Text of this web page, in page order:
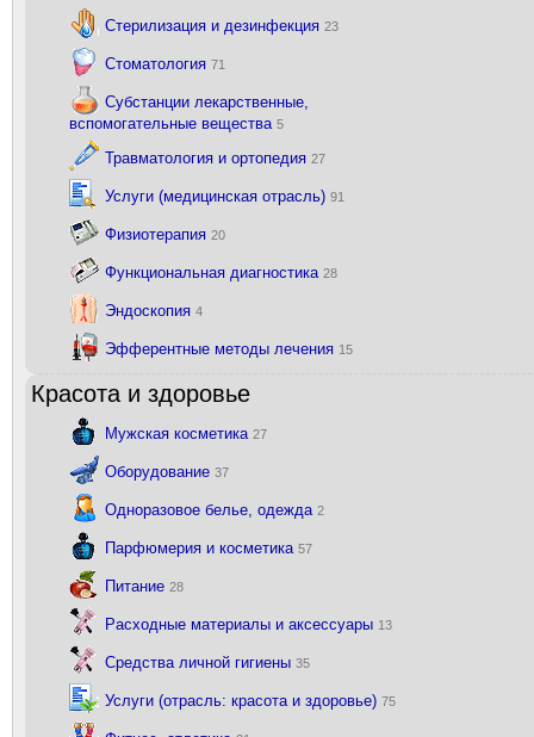
Стерилизация и дезинфекция 23
Стоматология 71
Субстанции лекарственные,
вспомогательные вещества 5
Травматология и ортопедия 27
Услуги (медицинская отрасль) 91
Физиотерапия 20
Функциональная диагностика 28
Эндоскопия 4
Эфферентные методы лечения 15
Красота и здоровье
Мужская косметика 27
Оборудование 37
Одноразовое белье, одежда 2
Парфюмерия и косметика 57
Питание 28
Расходные материалы и аксессуары 13
Средства личной гигиены 35
Услуги (отрасль: красота и здоровье) 75